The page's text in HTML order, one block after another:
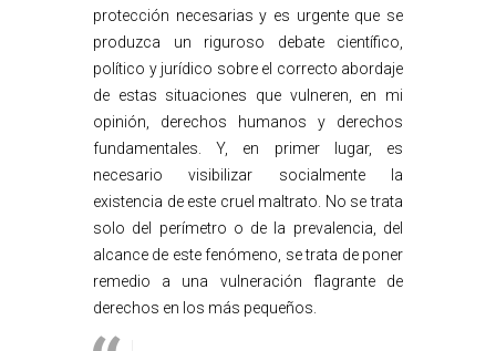
protección necesarias y es urgente que se
produzca un riguroso debate científico,
político y jurídico sobre el correcto abordaje
de estas situaciones que vulneren, en mi
opinión, derechos humanos y derechos
fundamentales. Y, en primer lugar, es
necesario visibilizar socialmente la
existencia de este cruel maltrato. No se trata
solo del perímetro o de la prevalencia, del
alcance de este fenómeno, se trata de poner
remedio a una vulneración flagrante de
derechos en los más pequeños.